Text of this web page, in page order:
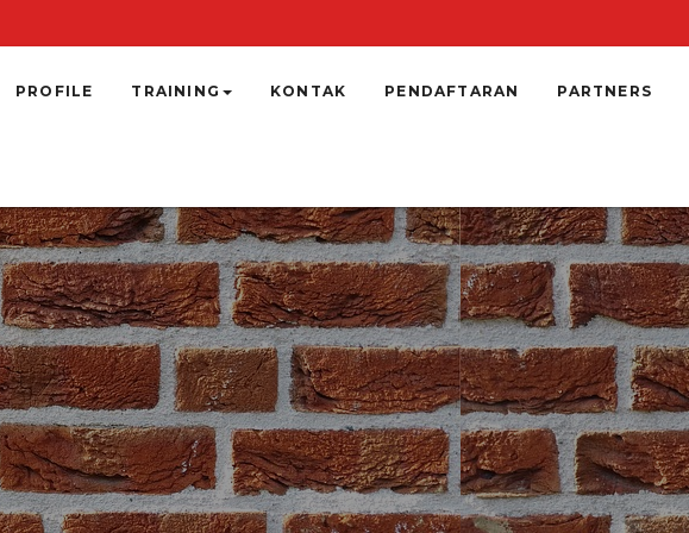
PROFILE TRAINING KONTAK PENDAFTARAN PARTNERS